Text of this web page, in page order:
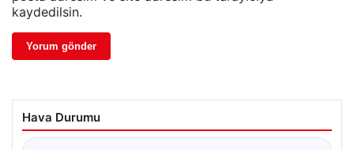
kaydedilsin.
Hava Durumu